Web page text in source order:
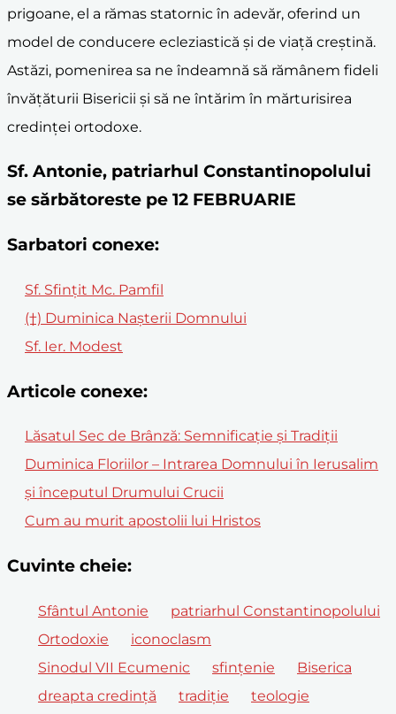
prigoane, el a rămas statornic în adevăr, oferind un
model de conducere ecleziastică și de viață creștină.
Astăzi, pomenirea sa ne îndeamnă să rămânem fideli
învățăturii Bisericii și să ne întărim în mărturisirea
credinței ortodoxe.
Sf. Antonie, patriarhul Constantinopolului
se sărbătoreste pe 12 FEBRUARIE
Sarbatori conexe:
Sf. Sfinţit Mc. Pamfil
(†) Duminica Naşterii Domnului
Sf. Ier. Modest
Articole conexe:
Lăsatul Sec de Brânză: Semnificație și Tradiții
Duminica Floriilor – Intrarea Domnului în Ierusalim
și începutul Drumului Crucii
Cum au murit apostolii lui Hristos
Cuvinte cheie:
Sfântul Antonie
patriarhul Constantinopolului
Ortodoxie
iconoclasm
Sinodul VII Ecumenic
sfințenie
Biserica
dreapta credință
tradiție teologie